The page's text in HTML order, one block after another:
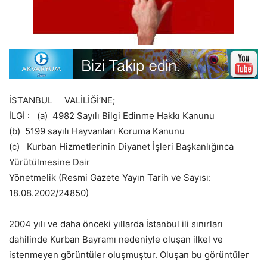
İSTANBUL VALİLİĞİ’NE;
İLGİ : (a) 4982 Sayılı Bilgi Edinme Hakkı Kanunu
(b) 5199 sayılı Hayvanları Koruma Kanunu
(c) Kurban Hizmetlerinin Diyanet İşleri Başkanlığınca
Yürütülmesine Dair
Yönetmelik (Resmi Gazete Yayın Tarih ve Sayısı:
18.08.2002/24850)
2004 yılı ve daha önceki yıllarda İstanbul ili sınırları
dahilinde Kurban Bayramı nedeniyle oluşan ilkel ve
istenmeyen görüntüler oluşmuştur. Oluşan bu görüntüler